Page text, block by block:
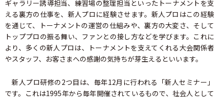
ギャラリー誘導担当、練習場の整理担当といったトーナメントを支
える裏方の仕事を、新人プロに経験させます。新人プロはこの経験
を通じて、トーナメントの運営の仕組みや、裏方の大変さ、そして
トッププロの振る舞い、ファンとの接し方などを学びます。これに
より、多くの新人プロは、トーナメントを支えてくれる大会関係者
やスタッフ、お客さまへの感謝の気持ちが芽生えるといいます。
新人プロ研修の2つ目は、毎年12月に行われる「新人セミナー」
です。これは1995年から毎年開催されているもので、社会人として